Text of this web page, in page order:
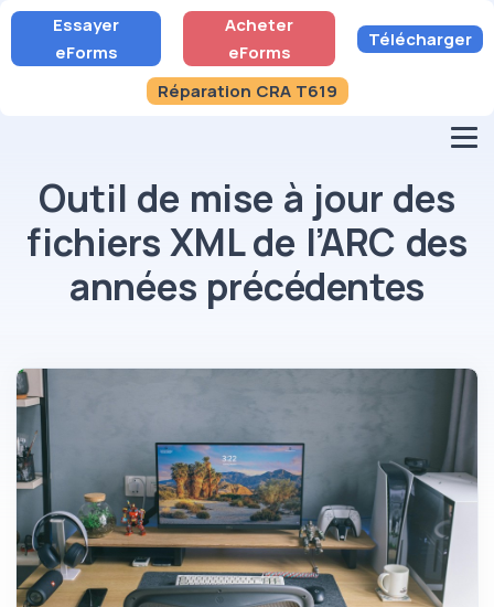
Essayer
eForms
Acheter
eForms
Télécharger
Réparation CRA T619
Outil de mise à jour des
fichiers XML de l’ARC des
années précédentes